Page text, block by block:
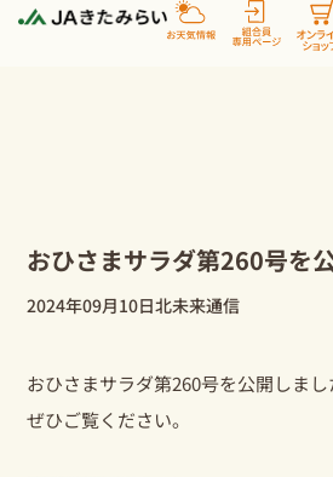
おひさまサラダ第260号を
2024年09月10日北未来通信
おひさまサラダ第260号を公開しまし
ぜひご覧ください。